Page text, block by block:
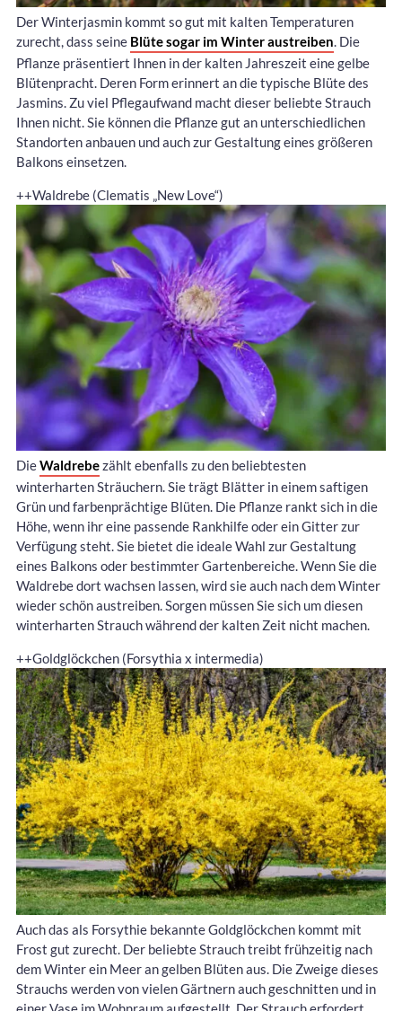
Der Winterjasmin kommt so gut mit kalten Temperaturen
zurecht, dass seine Blüte sogar im Winter austreiben. Die
Pflanze präsentiert Ihnen in der kalten Jahreszeit eine gelbe
Blütenpracht. Deren Form erinnert an die typische Blüte des
Jasmins. Zu viel Pflegaufwand macht dieser beliebte Strauch
Ihnen nicht. Sie können die Pflanze gut an unterschiedlichen
Standorten anbauen und auch zur Gestaltung eines größeren
Balkons einsetzen.
++Waldrebe (Clematis „New Love“)
DieWaldrebezählt ebenfalls zu den beliebtesten
winterharten Sträuchern. Sie trägt Blätter in einem saftigen
Grün und farbenprächtige Blüten. Die Pflanze rankt sich in die
Höhe, wenn ihr eine passende Rankhilfe oder ein Gitter zur
Verfügung steht. Sie bietet die ideale Wahl zur Gestaltung
eines Balkons oder bestimmter Gartenbereiche. Wenn Sie die
Waldrebe dort wachsen lassen, wird sie auch nach dem Winter
wieder schön austreiben. Sorgen müssen Sie sich um diesen
winterharten Strauch während der kalten Zeit nicht machen.
++Goldglöckchen (Forsythia x intermedia)
Auch das als Forsythie bekannte Goldglöckchen kommt mit
Frost gut zurecht. Der beliebte Strauch treibt frühzeitig nach
dem Winter ein Meer an gelben Blüten aus. Die Zweige dieses
Strauchs werden von vielen Gärtnern auch geschnitten und in